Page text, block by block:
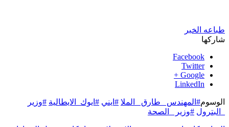
طباعه الخبر
شاركها
Facebook
Twitter
Google +
LinkedIn
الوسوم#المهندس _طارق _الملا #ايني #ايوك_الايطالية #وزير
_البترول #وزير _الصحة